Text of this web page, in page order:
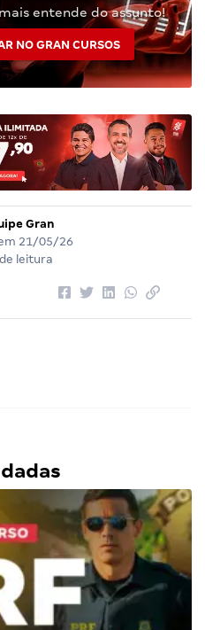
entende do assunto!
NO GRAN CURSOS
Gran
21/05/26
leitura